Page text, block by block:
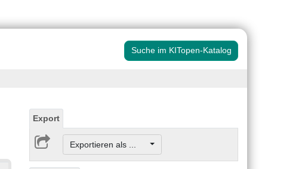
Suche im KITopen-Katalog
Export
Exportieren als ...